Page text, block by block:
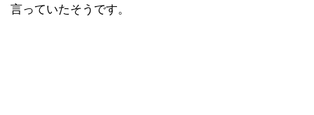
言っていたそうです。